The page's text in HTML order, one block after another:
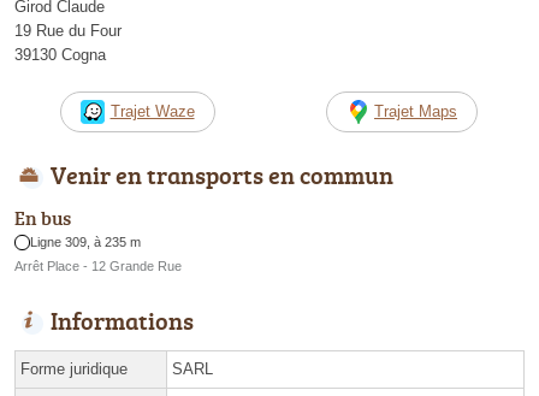
Girod Claude
19 Rue du Four
39130 Cogna
Trajet Waze Trajet Maps
Venir en transports en commun
En bus
Ligne 309, à 235 m
Arrêt Place - 12 Grande Rue
Informations
Forme juridique SARL